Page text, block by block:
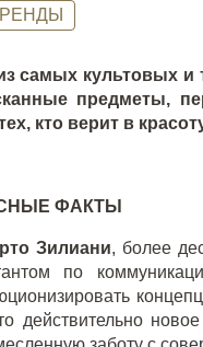
самых культовых и
предметы,
кто верит в
ФАКТЫ
Зилиани, более
по
действительно